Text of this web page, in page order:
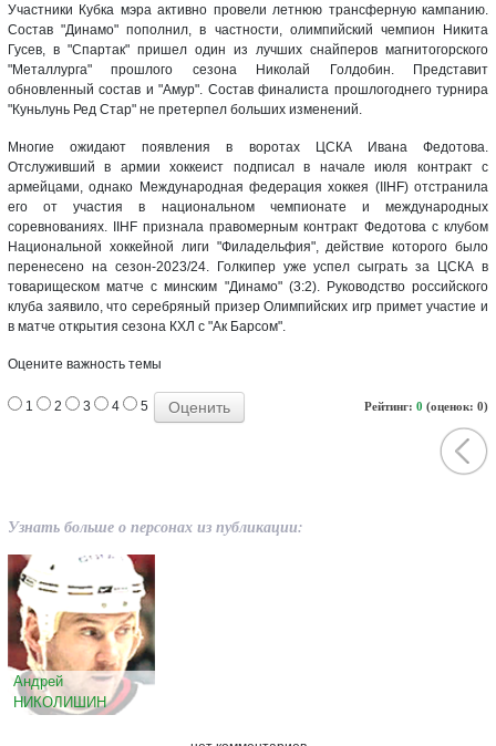
Участники Кубка мэра активно провели летнюю трансферную кампанию.
Состав "Динамо" пополнил, в частности, олимпийский чемпион Никита
Гусев, в "Спартак" пришел один из лучших снайперов магнитогорского
"Металлурга" прошлого сезона Николай Голдобин. Представит
обновленный состав и "Амур". Состав финалиста прошлогоднего турнира
"Куньлунь Ред Стар" не претерпел больших изменений.
Многие ожидают появления в воротах ЦСКА Ивана Федотова.
Отслуживший в армии хоккеист подписал в начале июля контракт с
армейцами, однако Международная федерация хоккея (IIHF) отстранила
его от участия в национальном чемпионате и международных
соревнованиях. IIHF признала правомерным контракт Федотова с клубом
Национальной хоккейной лиги "Филадельфия", действие которого было
перенесено на сезон-2023/24. Голкипер уже успел сыграть за ЦСКА в
товарищеском матче с минским "Динамо" (3:2). Руководство российского
клуба заявило, что серебряный призер Олимпийских игр примет участие и
в матче открытия сезона КХЛ с "Ак Барсом".
Оцените важность темы
Рейтинг: 0 (оценок: 0)
1 2 3 4 5
Узнать больше о персонах из публикации:
Андрей
НИКОЛИШИН